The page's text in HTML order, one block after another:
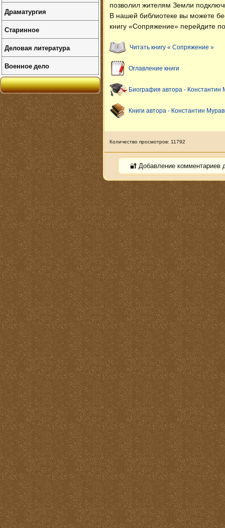
позволил жителям Земли
В нашей библиотеке вы можете
книгу «Сопряжение» перейдите
Читать книгу « Сопряжение »
Оглавление книги
Биография автора - Константин
Книги автора - Константин
Количество просмотров: 11792
🔐 Добавление комментариев
Драматургия
Старинное
Деловая литература
Военное дело